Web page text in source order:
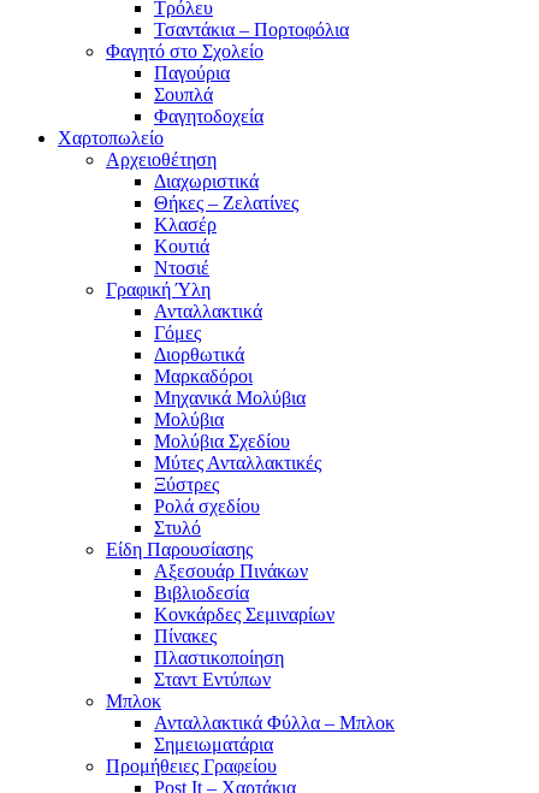
Τρόλευ
Τσαντάκια – Πορτοφόλια
Φαγητό στο Σχολείο
Παγούρια
Σουπλά
Φαγητοδοχεία
Χαρτοπωλείο
Αρχειοθέτηση
Διαχωριστικά
Θήκες – Ζελατίνες
Κλασέρ
Κουτιά
Ντοσιέ
Γραφική Ύλη
Ανταλλακτικά
Γόμες
Διορθωτικά
Μαρκαδόροι
Μηχανικά Μολύβια
Μολύβια
Μολύβια Σχεδίου
Μύτες Ανταλλακτικές
Ξύστρες
Ρολά σχεδίου
Στυλό
Είδη Παρουσίασης
Αξεσουάρ Πινάκων
Βιβλιοδεσία
Κονκάρδες Σεμιναρίων
Πίνακες
Πλαστικοποίηση
Σταντ Εντύπων
Μπλοκ
Ανταλλακτικά Φύλλα – Μπλοκ
Σημειωματάρια
Προμήθειες Γραφείου
Post It – Χαρτάκια